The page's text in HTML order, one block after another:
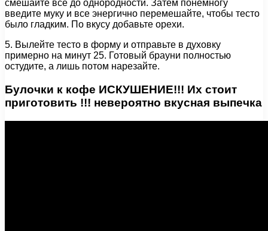
смешайте все до однородности. Затем понемногу
введите муку и все энергично перемешайте, чтобы тесто
было гладким. По вкусу добавьте орехи.
5. Вылейте тесто в форму и отправьте в духовку
примерно на минут 25. Готовый брауни полностью
остудите, а лишь потом нарезайте.
Булочки к кофе ИСКУШЕНИЕ!!! Их стоит
приготовить !!! невероятно вкусная выпечка